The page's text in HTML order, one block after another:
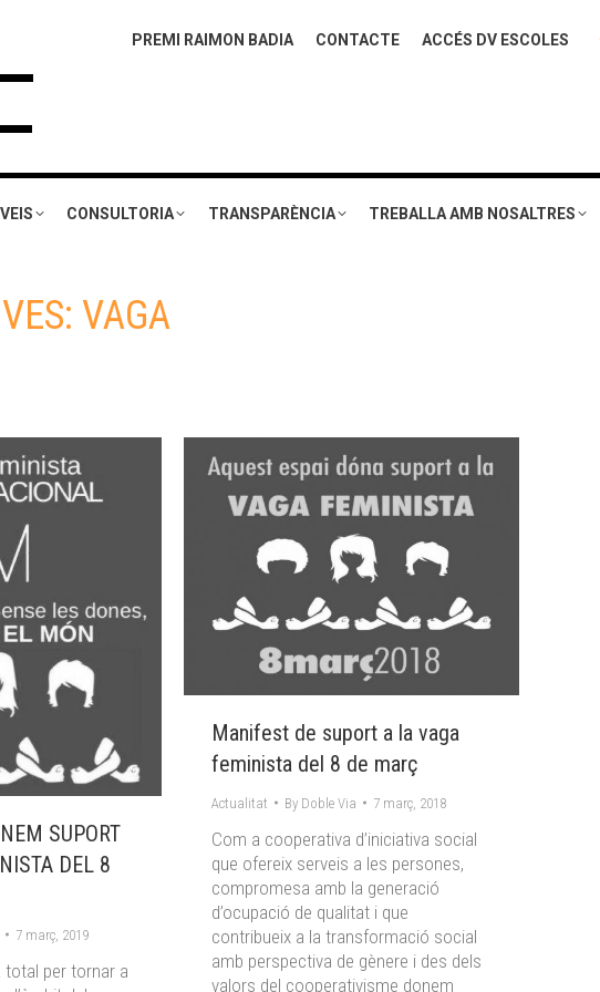
PREMI RAIMON BADIA CONTACTE ACCÉS DV ESCOLES
CONSULTORIA TRANSPARÈNCIA TREBALLA AMB NOSALTRES
VAGA
SUPORT
DEL 8
7 març, 2019
total per tornar a
Manifest de suport a la vaga
feminista del 8 de març
Actualitat By Doble Via 7 març, 2018
Com a cooperativa d’iniciativa social
que ofereix serveis a les persones,
compromesa amb la generació
d’ocupació de qualitat i que
contribueix a la transformació social
amb perspectiva de gènere i des dels
valors del cooperativisme donem